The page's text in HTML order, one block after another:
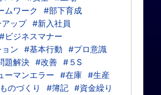
ムワーク
#部下育成
ップ #新入社員
#ビジネスマナー
ン
#基本行動
#プロ意識
題解決 #改善 #５S
ーマンエラー #在庫 #生産
のづくり #簿記 #資金繰り